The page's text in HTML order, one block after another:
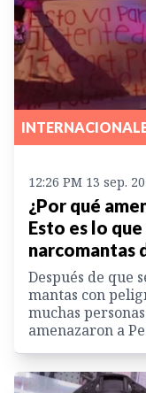
12:26 PM 13 sep.
¿Por qué
Esto es lo
narcomantas
Después de que
mantas con
muchas
amenazaron a